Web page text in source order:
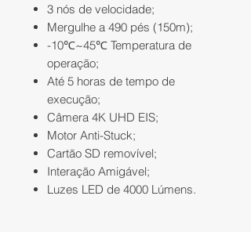
3 nós de velocidade;
Mergulhe a 490 pés (150m);
-10℃~45℃ Temperatura de
operação;
Até 5 horas de tempo de
execução;
Câmera 4K UHD EIS;
Motor Anti-Stuck;
Cartão SD removível;
Interação Amigável;
Luzes LED de 4000 Lúmens.